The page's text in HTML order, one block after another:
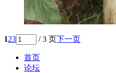
123 / 3 页下一页
首页
论坛